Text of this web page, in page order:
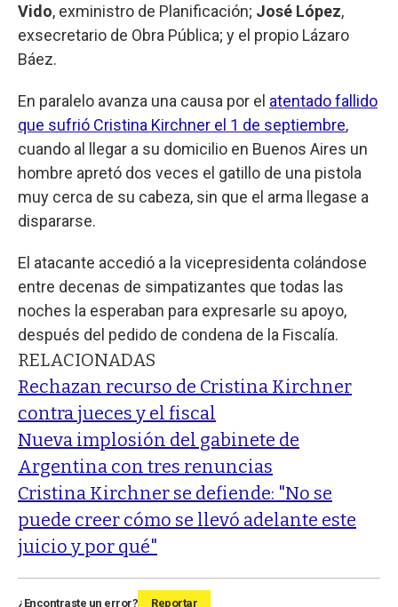
Vido, exministro de Planificación; José López,
exsecretario de Obra Pública; y el propio Lázaro
Báez.
En paralelo avanza una causa por el atentado fallido
que sufrió Cristina Kirchner el 1 de septiembre,
cuando al llegar a su domicilio en Buenos Aires un
hombre apretó dos veces el gatillo de una pistola
muy cerca de su cabeza, sin que el arma llegase a
dispararse.
El atacante accedió a la vicepresidenta colándose
entre decenas de simpatizantes que todas las
noches la esperaban para expresarle su apoyo,
después del pedido de condena de la Fiscalía.
RELACIONADAS
Rechazan recurso de Cristina Kirchner
contra jueces y el fiscal
Nueva implosión del gabinete de
Argentina con tres renuncias
Cristina Kirchner se defiende: "No se
puede creer cómo se llevó adelante este
juicio y por qué"
¿Encontraste un error? Reportar